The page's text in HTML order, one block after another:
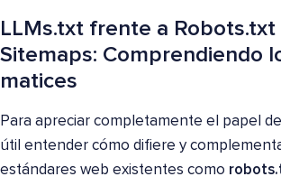
LLMs.txt frente a Robots.txt
Sitemaps: Comprendiendo
matices
Para apreciar completamente el papel
útil entender cómo difiere y
estándares web existentes como